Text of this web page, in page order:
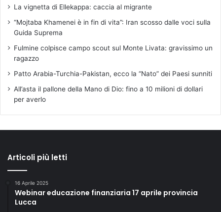
La vignetta di Ellekappa: caccia al migrante
“Mojtaba Khamenei è in fin di vita”: Iran scosso dalle voci sulla
Guida Suprema
Fulmine colpisce campo scout sul Monte Livata: gravissimo un
ragazzo
Patto Arabia-Turchia-Pakistan, ecco la “Nato” dei Paesi sunniti
All’asta il pallone della Mano di Dio: fino a 10 milioni di dollari
per averlo
Articoli più letti
16 Aprile 2025
Webinar educazione finanziaria 17 aprile provincia
Lucca